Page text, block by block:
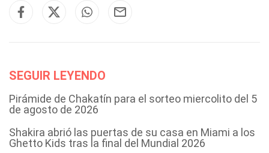
SEGUIR LEYENDO
Pirámide de Chakatín para el sorteo miercolito del 5
de agosto de 2026
Shakira abrió las puertas de su casa en Miami a los
Ghetto Kids tras la final del Mundial 2026